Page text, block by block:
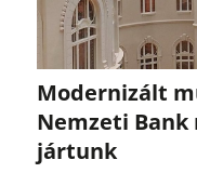
Modernizált
Nemzeti Bank
jártunk